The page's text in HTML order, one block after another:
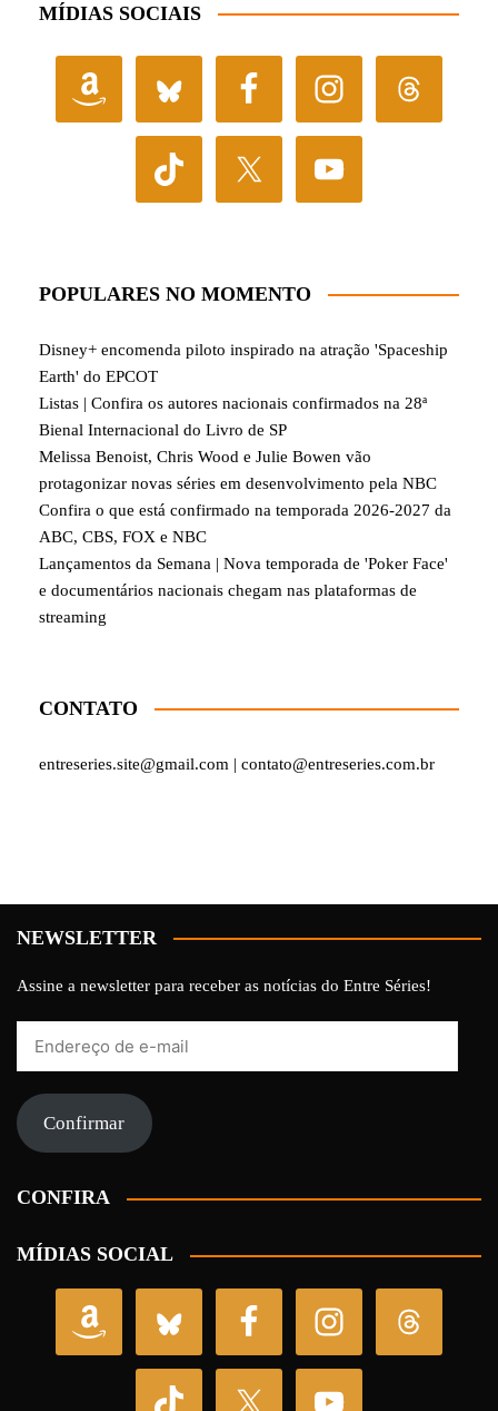
MÍDIAS SOCIAIS
POPULARES NO MOMENTO
Disney+ encomenda piloto inspirado na atração 'Spaceship
Earth' do EPCOT
Listas | Confira os autores nacionais confirmados na 28ª
Bienal Internacional do Livro de SP
Melissa Benoist, Chris Wood e Julie Bowen vão
protagonizar novas séries em desenvolvimento pela NBC
Confira o que está confirmado na temporada 2026-2027 da
ABC, CBS, FOX e NBC
Lançamentos da Semana | Nova temporada de 'Poker Face'
e documentários nacionais chegam nas plataformas de
streaming
CONTATO
entreseries.site@gmail.com | contato@entreseries.com.br
NEWSLETTER
Assine a newsletter para receber as notícias do Entre Séries!
mail Confirmar
CONFIRA
MÍDIAS SOCIAL